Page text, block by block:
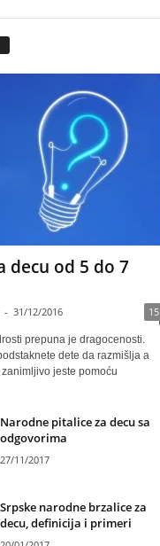
decu od 5 do 7
- 31/12/2016 15
prepuna je dragocenosti.
dete da razmišlja a
jeste pomoću
Narodne pitalice za decu sa
odgovorima
27/11/2017
Srpske narodne brzalice za
decu, definicija i primeri